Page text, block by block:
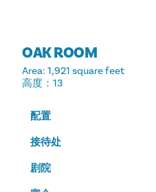
OAK ROOM
Area: 1,921 square feet
高度 ：13
配置
接待处
剧院